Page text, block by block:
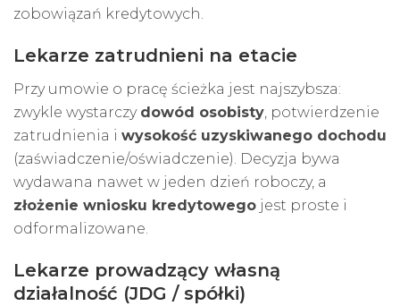
zobowiązań kredytowych.
Lekarze zatrudnieni na etacie
Przy umowie o pracę ścieżka jest najszybsza:
zwykle wystarczy dowód osobisty, potwierdzenie
zatrudnienia i wysokość uzyskiwanego dochodu
(zaświadczenie/oświadczenie). Decyzja bywa
wydawana nawet w jeden dzień roboczy, a
złożenie wniosku kredytowego jest proste i
odformalizowane.
Lekarze prowadzący własną
działalność (JDG / spółki)